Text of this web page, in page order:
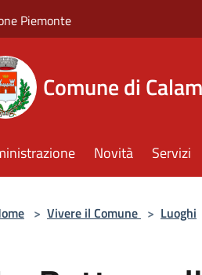
Piemonte
Comune di
Novità Servizi
> Vivere il Comune > Luoghi